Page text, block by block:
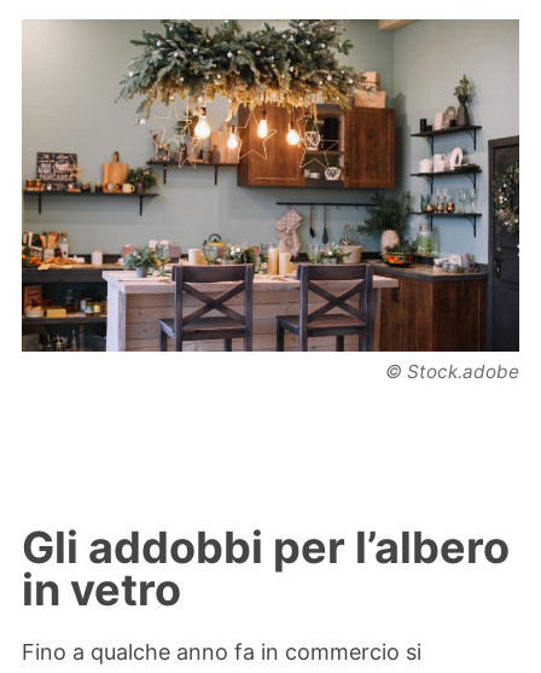
© Stock.adobe
Gli addobbi per l’albero
in vetro
Fino a qualche anno fa in commercio si